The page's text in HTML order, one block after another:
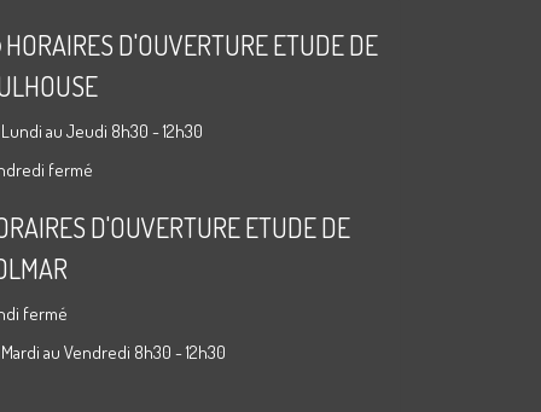
HORAIRES D'OUVERTURE ETUDE DE
au Jeudi 8h30 - 12h30
fermé
D'OUVERTURE ETUDE DE
fermé
au Vendredi 8h30 - 12h30